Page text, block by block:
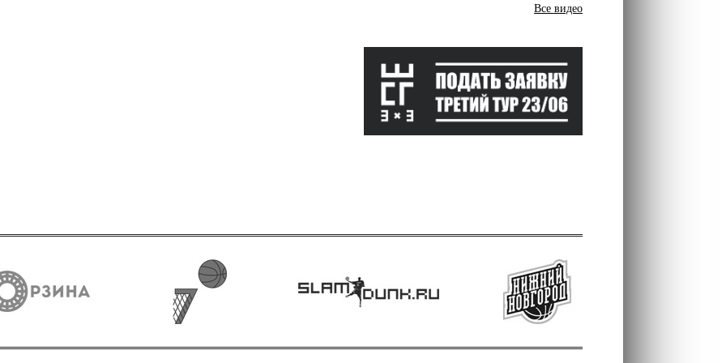
Все видео